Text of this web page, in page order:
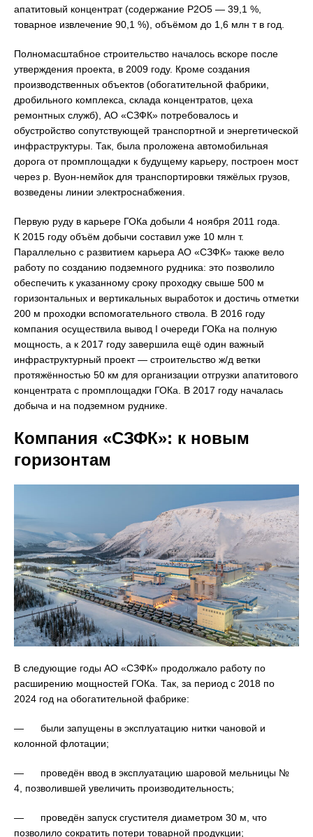
апатитовый концентрат (содержание P2O5 — 39,1 %,
товарное извлечение 90,1 %), объёмом до 1,6 млн т в год.
Полномасштабное строительство началось вскоре после
утверждения проекта, в 2009 году. Кроме создания
производственных объектов (обогатительной фабрики,
дробильного комплекса, склада концентратов, цеха
ремонтных служб), АО «СЗФК» потребовалось и
обустройство сопутствующей транспортной и энергетической
инфраструктуры. Так, была проложена автомобильная
дорога от промплощадки к будущему карьеру, построен мост
через р. Вуон-немйок для транспортировки тяжёлых грузов,
возведены линии электроснабжения.
Первую руду в карьере ГОКа добыли 4 ноября 2011 года.
К 2015 году объём добычи составил уже 10 млн т.
Параллельно с развитием карьера АО «СЗФК» также вело
работу по созданию подземного рудника: это позволило
обеспечить к указанному сроку проходку свыше 500 м
горизонтальных и вертикальных выработок и достичь отметки
200 м проходки вспомогательного ствола. В 2016 году
компания осуществила вывод I очереди ГОКа на полную
мощность, а к 2017 году завершила ещё один важный
инфраструктурный проект — строительство ж/д ветки
протяжённостью 50 км для организации отгрузки апатитового
концентрата с промплощадки ГОКа. В 2017 году началась
добыча и на подземном руднике.
Компания «СЗФК»: к новым
горизонтам
В следующие годы АО «СЗФК» продолжало работу по
расширению мощностей ГОКа. Так, за период с 2018 по
2024 год на обогатительной фабрике:
— были запущены в эксплуатацию нитки чановой и
колонной флотации;
— проведён ввод в эксплуатацию шаровой мельницы №
4, позволившей увеличить производительность;
— проведён запуск сгустителя диаметром 30 м, что
позволило сократить потери товарной продукции;